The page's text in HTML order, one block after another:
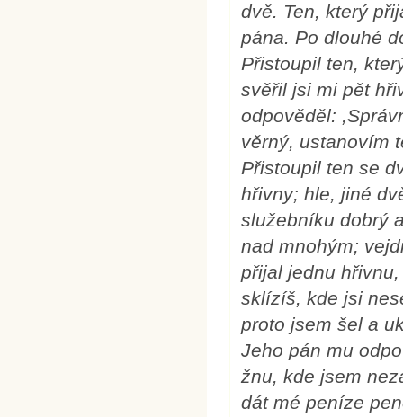
dvě. Ten, který
pána. Po dlouhé
Přistoupil ten,
svěřil jsi mi pět
odpověděl:
věrný, ustanovím
Přistoupil ten se
hřivny; hle, jiné
služebníku dobrý
nad mnohým;
přijal jednu
sklízíš, kde jsi
proto jsem šel a
Jeho pán mu
žnu, kde jsem
dát mé peníze